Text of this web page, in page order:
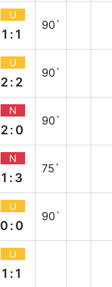
U
1:1
90`
U
2:2
90`
N
2:0
90`
N
1:3
75`
U
0:0
90`
U
1:1